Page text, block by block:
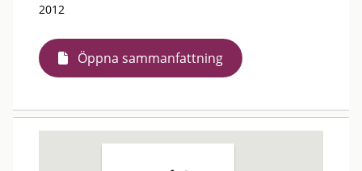
2012
Öppna sammanfattning